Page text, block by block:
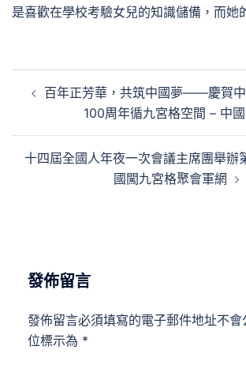
是喜歡在學校考驗女兒的知識儲備，而她
百年正芳華，共筑中國夢——慶賀
100周年循九宮格空間 – 中
十四屆全國人年夜一次會議主席團舉辦
國闖九宮格聚會軍網
發佈留言
發佈留言必須填寫的電子郵件地址不會
位標示為 *